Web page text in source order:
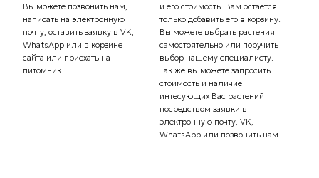
Вы можете позвонить нам,
написать на электронную
почту, оставить заявку в VK,
WhatsApp или в корзине
сайта или приехать на
питомник.
и его стоимость. Вам остается
только добавить его в корзину.
Вы можете выбрать растения
самостоятельно или поручить
выбор нашему специалисту.
Так же вы можете запросить
стоимость и наличие
интесующих Вас растений
посредством заявки в
электронную почту, VK,
WhatsApp или позвонить нам.